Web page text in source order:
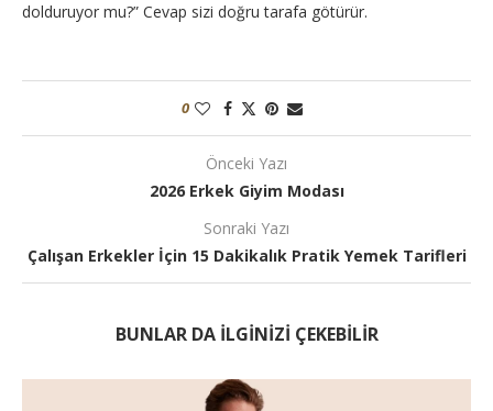
dolduruyor mu?” Cevap sizi doğru tarafa götürür.
0
Önceki Yazı
2026 Erkek Giyim Modası
Sonraki Yazı
Çalışan Erkekler İçin 15 Dakikalık Pratik Yemek Tarifleri
BUNLAR DA ILGINIZI ÇEKEBILIR